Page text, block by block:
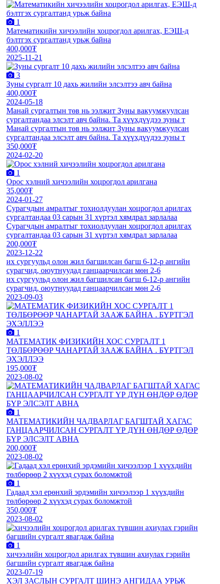
1
Математикийн хичээлийн хоцрогдол арилгах, ЕЭШ-д
бэлтгэх сургалтанд урьж байна
400,000₮
2025-11-21
3
Зуны сургалт 10 дахь жилийн элсэлтээ авч байна
400,000₮
2024-05-18
Манай сургалтын төв нь ээлжит Зуны вакуумжуулсан
сургалтандаа элсэлт авч байна. Та хүүхдүүдээ зуны т
Манай сургалтын төв нь ээлжит Зуны вакуумжуулсан
сургалтандаа элсэлт авч байна. Та хүүхдүүдээ зуны т
350,000₮
2024-02-20
1
Орос хэлний хичээлийн хоцрогдол арилгана
35,000₮
2024-01-27
Сурагчдын амралтыг тохиолдуулан хоцрогдол арилгах
сургалтандаа 03 сарын 31 хүртэл хямдрал зарлалаа
Сурагчдын амралтыг тохиолдуулан хоцрогдол арилгах
сургалтандаа 03 сарын 31 хүртэл хямдрал зарлалаа
200,000₮
2023-12-22
их сургуульд олон жил багшилсан багш 6-12-р ангийн
сурагчид, оюутнуудад ганцаарчилсан мөн 2-6
их сургуульд олон жил багшилсан багш 6-12-р ангийн
сурагчид, оюутнуудад ганцаарчилсан мөн 2-6
2023-09-03
1
МАТЕМАТИК ФИЗИКИЙН ХОС СУРГАЛТ 1
ТӨЛБӨРӨӨР ЧАНАРТАЙ ЗААЖ БАЙНА . БҮРТГЭЛ
ЭХЭЛЛЭЭ
195,000₮
2023-08-02
1
МАТЕМАТИКИЙН ЧАДВАРЛАГ БАГШТАЙ ХАГАС
ГАНЦААРЧИЛСАН СУРГАЛТ ҮР ДҮН ӨНДӨР ӨДӨР
БҮР ЭЛСЭЛТ АВНА
200,000₮
2023-08-02
1
Гадаад хэл ерөнхий эрдэмийн хичээлээр 1 хүүхдийн
төлбөрөөр 2 хүүхэд сурах боломжтой
350,000₮
2023-08-02
1
хичээлийн хоцрогдол арилгах түвшин ахиулах гэрийн
багшийн сургалт явагдаж байна
2023-07-19
ХЭЛ ЗАСЛЫН СУРГАЛТ ШИНЭ АНГИДАА УРЬЖ